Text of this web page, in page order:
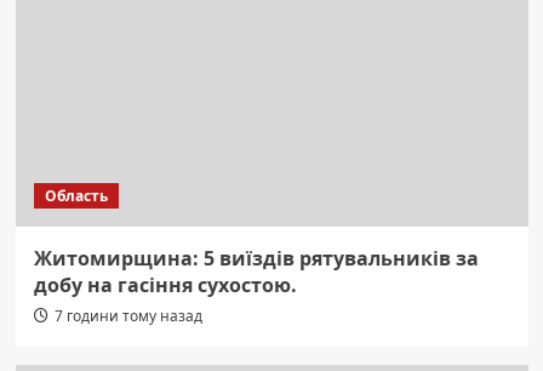
Область
Житомирщина: 5 виїздів рятувальників за
добу на гасіння сухостою.
7 години тому назад